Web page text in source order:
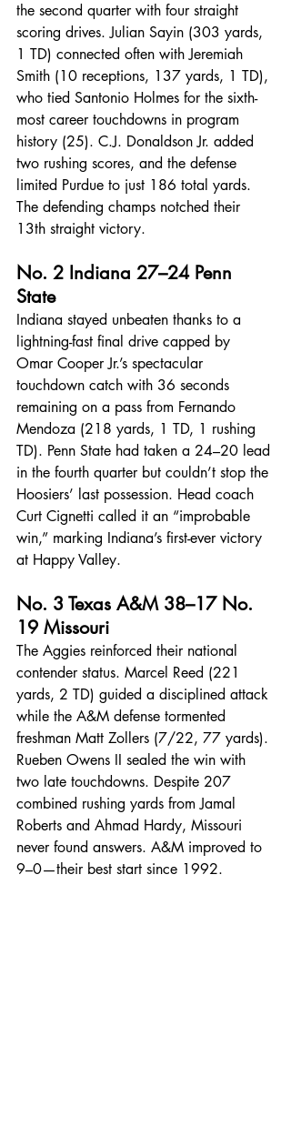
the second quarter with four straight
scoring drives. Julian Sayin (303 yards,
1 TD) connected often with Jeremiah
Smith (10 receptions, 137 yards, 1 TD),
who tied Santonio Holmes for the sixth-
most career touchdowns in program
history (25). C.J. Donaldson Jr. added
two rushing scores, and the defense
limited Purdue to just 186 total yards.
The defending champs notched their
13th straight victory.
No. 2 Indiana 27–24 Penn
State
Indiana stayed unbeaten thanks to a
lightning-fast final drive capped by
Omar Cooper Jr.’s spectacular
touchdown catch with 36 seconds
remaining on a pass from Fernando
Mendoza (218 yards, 1 TD, 1 rushing
TD). Penn State had taken a 24–20 lead
in the fourth quarter but couldn’t stop the
Hoosiers’ last possession. Head coach
Curt Cignetti called it an “improbable
win,” marking Indiana’s first-ever victory
at Happy Valley.
No. 3 Texas A&M 38–17 No.
19 Missouri
The Aggies reinforced their national
contender status. Marcel Reed (221
yards, 2 TD) guided a disciplined attack
while the A&M defense tormented
freshman Matt Zollers (7/22, 77 yards).
Rueben Owens II sealed the win with
two late touchdowns. Despite 207
combined rushing yards from Jamal
Roberts and Ahmad Hardy, Missouri
never found answers. A&M improved to
9–0—their best start since 1992.